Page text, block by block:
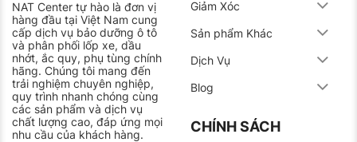
NAT Center tự hào là đơn vị
hàng đầu tại Việt Nam cung
cấp dịch vụ bảo dưỡng ô tô
và phân phối lốp xe, dầu
nhớt, ắc quy, phụ tùng chính
hãng. Chúng tôi mang đến
trải nghiệm chuyên nghiệp,
quy trình nhanh chóng cùng
các sản phẩm và dịch vụ
chất lượng cao, đáp ứng mọi
nhu cầu của khách hàng.
Giảm Xóc
Sản phẩm Khác
Dịch Vụ
Blog
CHÍNH SÁCH